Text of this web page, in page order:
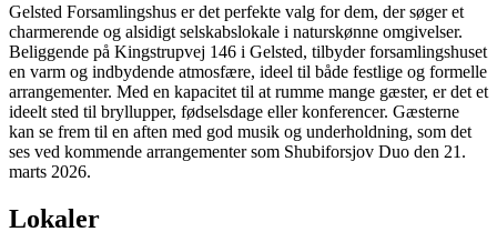
Gelsted Forsamlingshus er det perfekte valg for dem, der søger et
charmerende og alsidigt selskabslokale i naturskønne omgivelser.
Beliggende på Kingstrupvej 146 i Gelsted, tilbyder forsamlingshuset
en varm og indbydende atmosfære, ideel til både festlige og formelle
arrangementer. Med en kapacitet til at rumme mange gæster, er det et
ideelt sted til bryllupper, fødselsdage eller konferencer. Gæsterne
kan se frem til en aften med god musik og underholdning, som det
ses ved kommende arrangementer som Shubiforsjov Duo den 21.
marts 2026.
Lokaler